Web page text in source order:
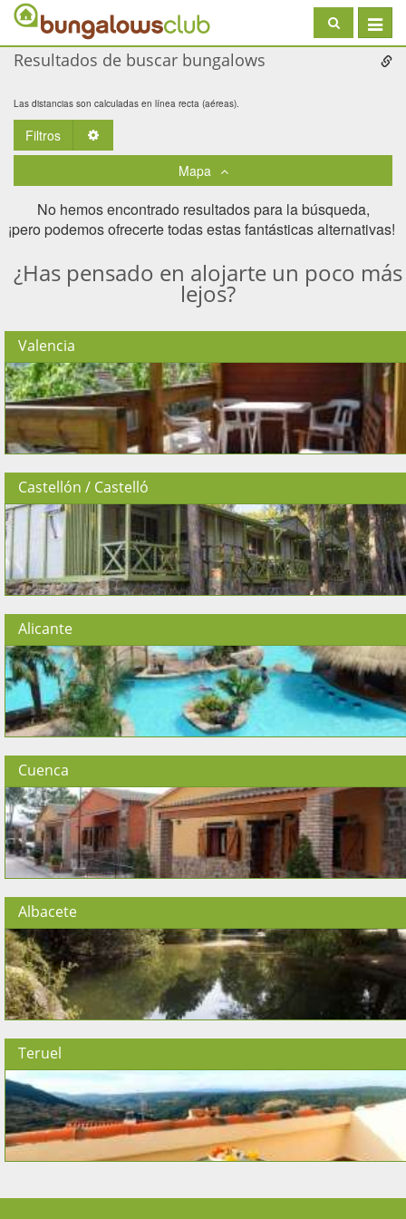
Toggle
Resultados de buscar bungalows
Las distancias son calculadas en línea recta (aéreas).
Filtros
Mapa
No hemos encontrado resultados para la búsqueda,
¡pero podemos ofrecerte todas estas fantásticas alternativas! ​
¿Has pensado en alojarte un poco más
lejos?
Valencia
Castellón / Castelló
Alicante
Cuenca
Albacete
Teruel